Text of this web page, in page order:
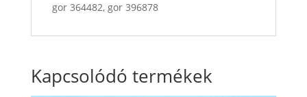
gor 364482, gor 396878
Kapcsolódó termékek